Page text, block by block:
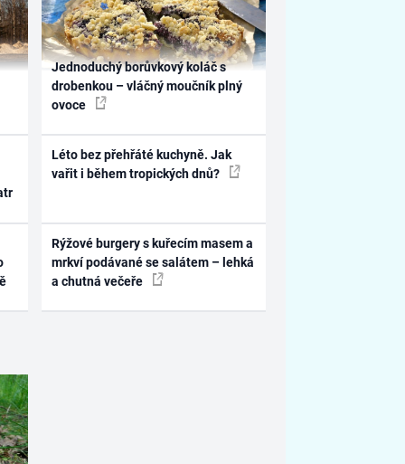
Jednoduchý borůvkový koláč s
drobenkou – vláčný moučník plný
ovoce
Léto bez přehřáté kuchyně. Jak
vařit i během tropických dnů?
Rýžové burgery s kuřecím masem a
mrkví podávané se salátem – lehká
a chutná večeře